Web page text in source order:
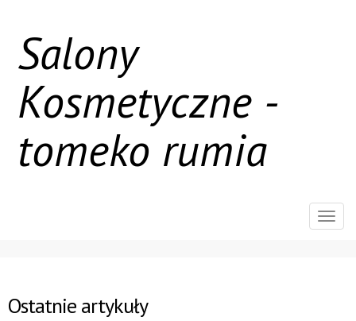
Salony
Kosmetyczne -
tomeko rumia
Ostatnie artykuły